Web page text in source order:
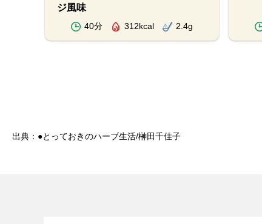
ジ風味
40分 312kcal 2.4g
出典：●とっておきのハーブ生活/榊田千佳子